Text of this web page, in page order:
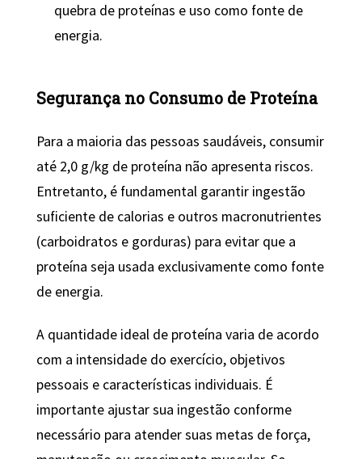
quebra de proteínas e uso como fonte de
energia.
Segurança no Consumo de Proteína
Para a maioria das pessoas saudáveis, consumir
até 2,0 g/kg de proteína não apresenta riscos.
Entretanto, é fundamental garantir ingestão
suficiente de calorias e outros macronutrientes
(carboidratos e gorduras) para evitar que a
proteína seja usada exclusivamente como fonte
de energia.
A quantidade ideal de proteína varia de acordo
com a intensidade do exercício, objetivos
pessoais e características individuais. É
importante ajustar sua ingestão conforme
necessário para atender suas metas de força,